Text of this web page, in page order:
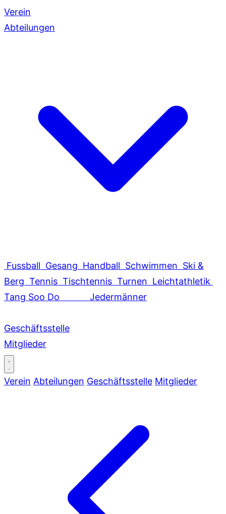
Verein
Abteilungen
Fussball Gesang Handball Schwimmen Ski &
Berg Tennis Tischtennis Turnen Leichtathletik
Tang Soo Do
Jedermänner
Geschäftsstelle
Mitglieder
Verein Abteilungen Geschäftsstelle Mitglieder